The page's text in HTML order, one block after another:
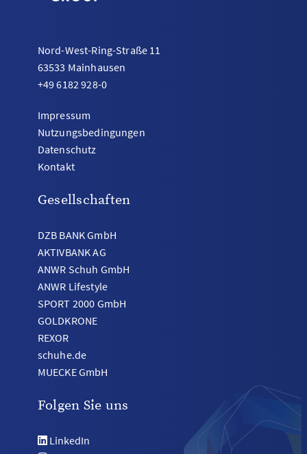
Nord-West-Ring-Straße 11
63533 Mainhausen
+49 6182 928-0
Impressum
Nutzungsbedingungen
Datenschutz
Kontakt
Gesellschaften
DZB BANK GmbH
AKTIVBANK AG
ANWR Schuh GmbH
ANWR Lifestyle
SPORT 2000 GmbH
GOLDKRONE
REXOR
schuhe.de
MUECKE GmbH
Folgen Sie uns
LinkedIn